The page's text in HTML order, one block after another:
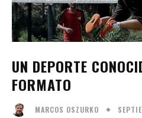
UN DEPORTE
FORMATO
MARCOS OSZURKO